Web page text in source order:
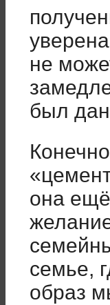
не
был
она
семье,
образ